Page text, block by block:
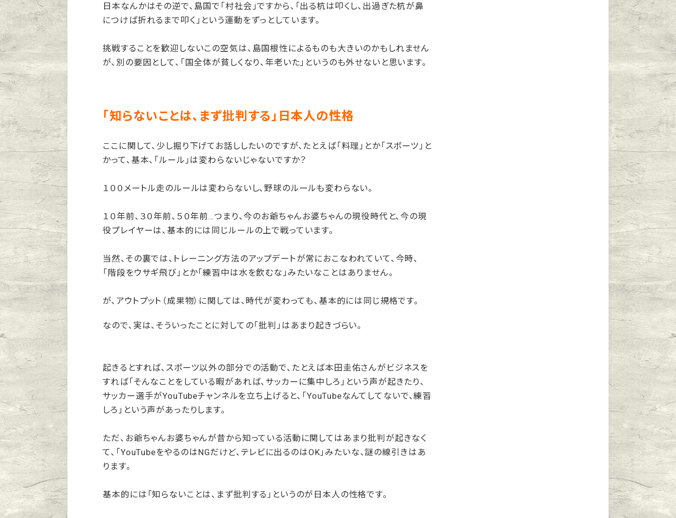
日本なんかはその逆で、島国で「村社会」ですから、「出る杭は叩くし、出過ぎた杭が鼻
につけば折れるまで叩く」という運動をずっとしています。
挑戦することを歓迎しないこの空気は、島国根性によるものも大きいのかもしれません
が、別の要因として、「国全体が貧しくなり、年老いた」というのも外せないと思います。
「知らないことは、まず批判する」日本人の性格
ここに関して、少し掘り下げてお話ししたいのですが、たとえば「料理」とか「スポーツ」と
かって、基本、「ルール」は変わらないじゃないですか？
１００メートル走のルールは変わらないし、野球のルールも変わらない。
１０年前、３０年前、５０年前…つまり、今のお爺ちゃんお婆ちゃんの現役時代と、今の現
役プレイヤーは、基本的には同じルールの上で戦っています。
当然、その裏では、トレーニング方法のアップデートが常におこなわれていて、今時、
「階段をウサギ飛び」とか「練習中は水を飲むな」みたいなことはありません。
が、アウトプット（成果物）に関しては、時代が変わっても、基本的には同じ規格です。
なので、実は、そういったことに対しての「批判」はあまり起きづらい。
起きるとすれば、スポーツ以外の部分での活動で、たとえば本田圭佑さんがビジネスを
すれば「そんなことをしている暇があれば、サッカーに集中しろ」という声が起きたり、
サッカー選手がYouTubeチャンネルを立ち上げると、「YouTubeなんてしてないで、練習
しろ」という声があったりします。
ただ、お爺ちゃんお婆ちゃんが昔から知っている活動に関してはあまり批判が起きなく
て、「YouTubeをやるのはNGだけど、テレビに出るのはOK」みたいな、謎の線引きはあ
ります。
基本的には「知らないことは、まず批判する」というのが日本人の性格です。